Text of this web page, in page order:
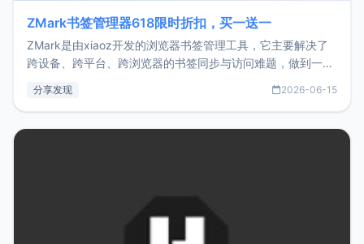
ZMark书签管理器618限时折扣，买一送一
ZMark是由xiaoz开发的浏览器书签管理工具，它主要解决了
跨设备、跨平台、跨浏览器的书签同步与访问难题，做到一处
用，让管理更高效。ZMark官网地址：
分享发现 2026-06-15